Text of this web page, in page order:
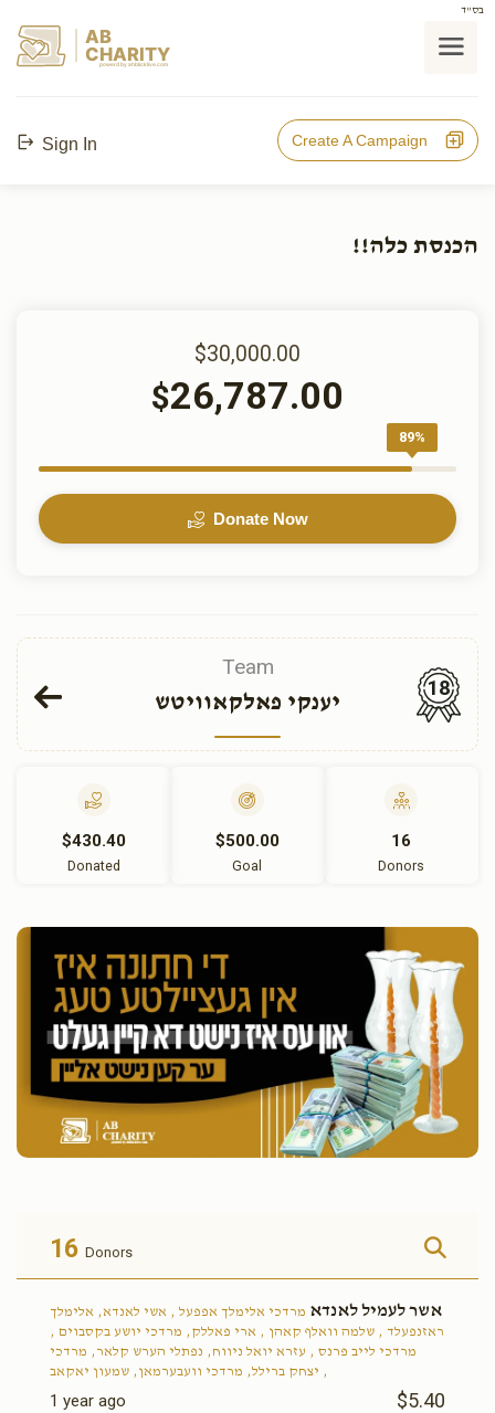
בס"ד
AB
CHARITY
powerd by ahblicklive.com
Sign In Create A Campaign
הכנסת כלה!!
$30,000.00
$26,787.00
89%
Donate Now
Team
יענקי פאלקאוויטש
18
$430.40
Donated
$500.00
Goal
16
Donors
16 Donors
אשר לעמיל לאנדא מרדכי אלימלך אפפעל , אשי לאנדא, אלימלך
ראזנפעלד , שלמה וואלף קאהן , ארי פאללק, מרדכי יושע בקסבוים ,
מרדכי לייב פרנס , עזרא יואל ניווח, נפתלי הערש קלאר, מרדכי
יצחק ברילל, מרדכי וועבערמאן, שמעון יאקאב ,
1 year ago $5.40